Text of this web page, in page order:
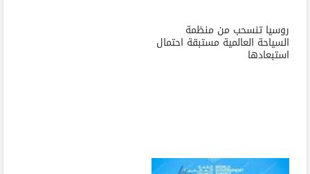
روسيا تنسحب من منظمة
السياحة العالمية مستبقة احتمال
استبعادها